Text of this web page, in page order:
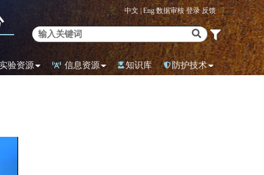
中文 |Eng 数据审核登录反馈
验资源 信息资源 知识库 防护技术